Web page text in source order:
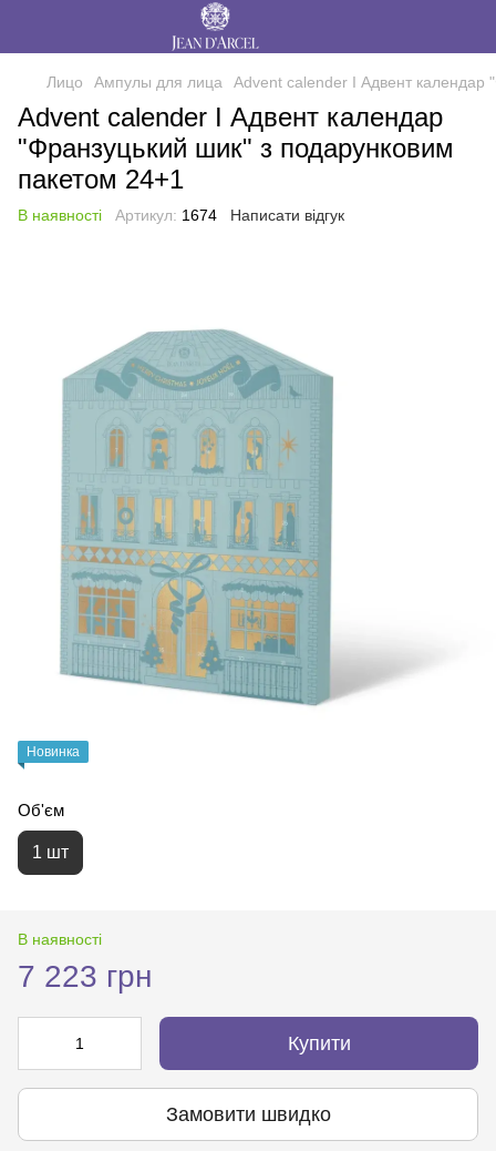
Лицо Ампулы для лица Advent calender I Адвент календар
Advent calender I Адвент календар
"Франзуцький шик" з подарунковим
пакетом 24+1
В наявності Артикул: 1674 Написати відгук
Новинка
Об'єм
1 шт
В наявності
7 223 грн
Купити
Замовити швидко